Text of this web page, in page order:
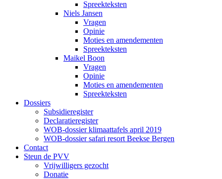
Spreekteksten
Niels Jansen
Vragen
Opinie
Moties en amendementen
Spreekteksten
Maikel Boon
Vragen
Opinie
Moties en amendementen
Spreekteksten
Dossiers
Subsidieregister
Declaratieregister
WOB-dossier klimaattafels april 2019
WOB-dossier safari resort Beekse Bergen
Contact
Steun de PVV
Vrijwilligers gezocht
Donatie